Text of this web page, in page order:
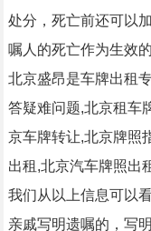
处分，死亡前还可以
嘱人的死亡作为生效的
北京盛昂是车牌出租
答疑难问题,北京租车
京车牌转让,北京牌照
出租,北京汽车牌照出
我们从以上信息可以
亲戚写明遗嘱的，写